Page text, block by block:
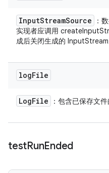
InputStreamSource ：
实现者应调用
成后关闭生成的 InputStream
logFile
LogFile ：包含已保存文
testRunEnded